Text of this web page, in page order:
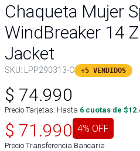
Chaqueta Mujer
WindBreaker 14
Jacket
SKU: LPP290313-C +5 VENDIDOS
$ 74.990
Precio Tarjetas: Hasta 6 cuotas de $
$ 71.990 4% OFF
Precio Transferencia Bancaria